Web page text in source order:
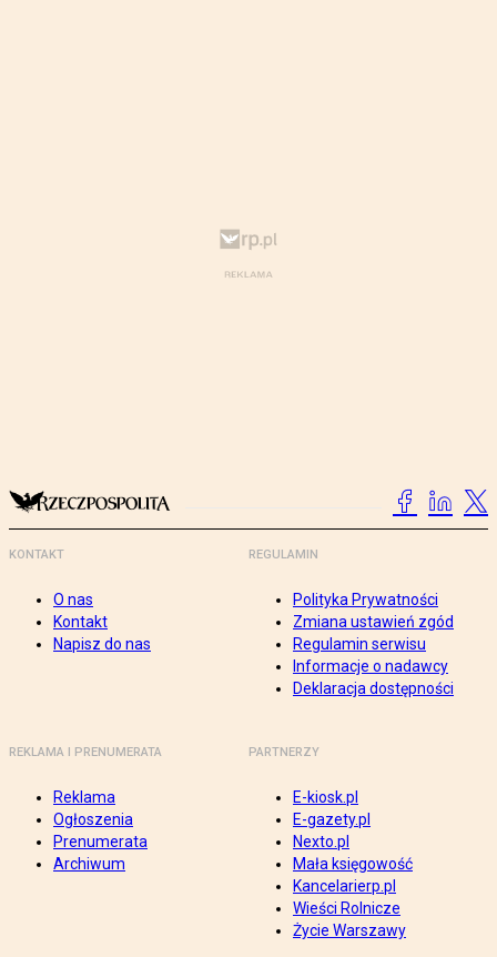
KONTAKT
O nas
Kontakt
Napisz do nas
REGULAMIN
Polityka Prywatności
Zmiana ustawień zgód
Regulamin serwisu
Informacje o nadawcy
Deklaracja dostępności
REKLAMA I PRENUMERATA
Reklama
Ogłoszenia
Prenumerata
Archiwum
PARTNERZY
E-kiosk.pl
E-gazety.pl
Nexto.pl
Mała księgowość
Kancelarierp.pl
Wieści Rolnicze
Życie Warszawy